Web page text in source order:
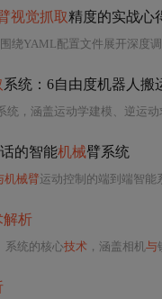
视觉抓取精度的实战心
绕YAML配置文件展开深度调
系统：6自由度机器人搬
统，涵盖运动学建模、逆运动
的智能机械臂系统
机械臂运动控制的端到端智能
解析
系统的核心技术 ，涵盖相机与